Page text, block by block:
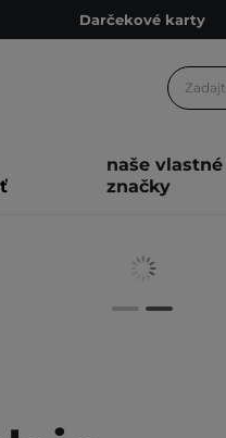
Darčekové karty
Odmeňovací program
Darčekové karty
naše vlastné
značky